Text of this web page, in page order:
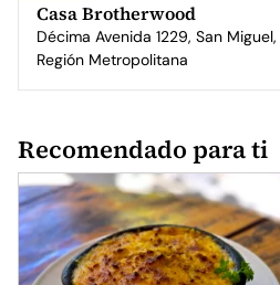
Casa Brotherwood
Décima Avenida 1229, San Miguel,
Región Metropolitana
Recomendado para ti